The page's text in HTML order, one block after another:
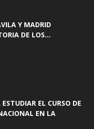
Y MADRID
DE LOS...
EL CURSO DE
EN LA